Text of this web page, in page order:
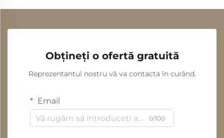
Obțineți o ofertă gratuită
Reprezentantul nostru vă va contacta în curând.
Email
0/100